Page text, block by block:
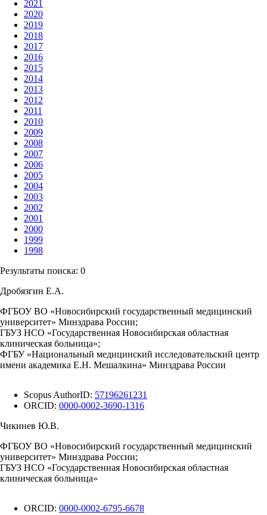
2021
2020
2019
2018
2017
2016
2015
2014
2013
2012
2011
2010
2009
2008
2007
2006
2005
2004
2003
2002
2001
2000
1999
1998
Результаты поиска: 0
Дробязгин Е.А.
ФГБОУ ВО «Новосибирский государственный медицинский
университет» Минздрава России;
ГБУЗ НСО «Государственная Новосибирская областная
клиническая больница»;
ФГБУ «Национальный медицинский исследовательский центр
имени академика Е.Н. Мешалкина» Минздрава России
Scopus AuthorID: 57196261231
ORCID: 0000-0002-3690-1316
Чикинев Ю.В.
ФГБОУ ВО «Новосибирский государственный медицинский
университет» Минздрава России;
ГБУЗ НСО «Государственная Новосибирская областная
клиническая больница»
ORCID: 0000-0002-6795-6678